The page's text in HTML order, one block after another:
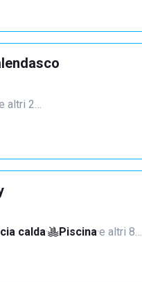
altri 2…
calda· Piscina·e altri 8…